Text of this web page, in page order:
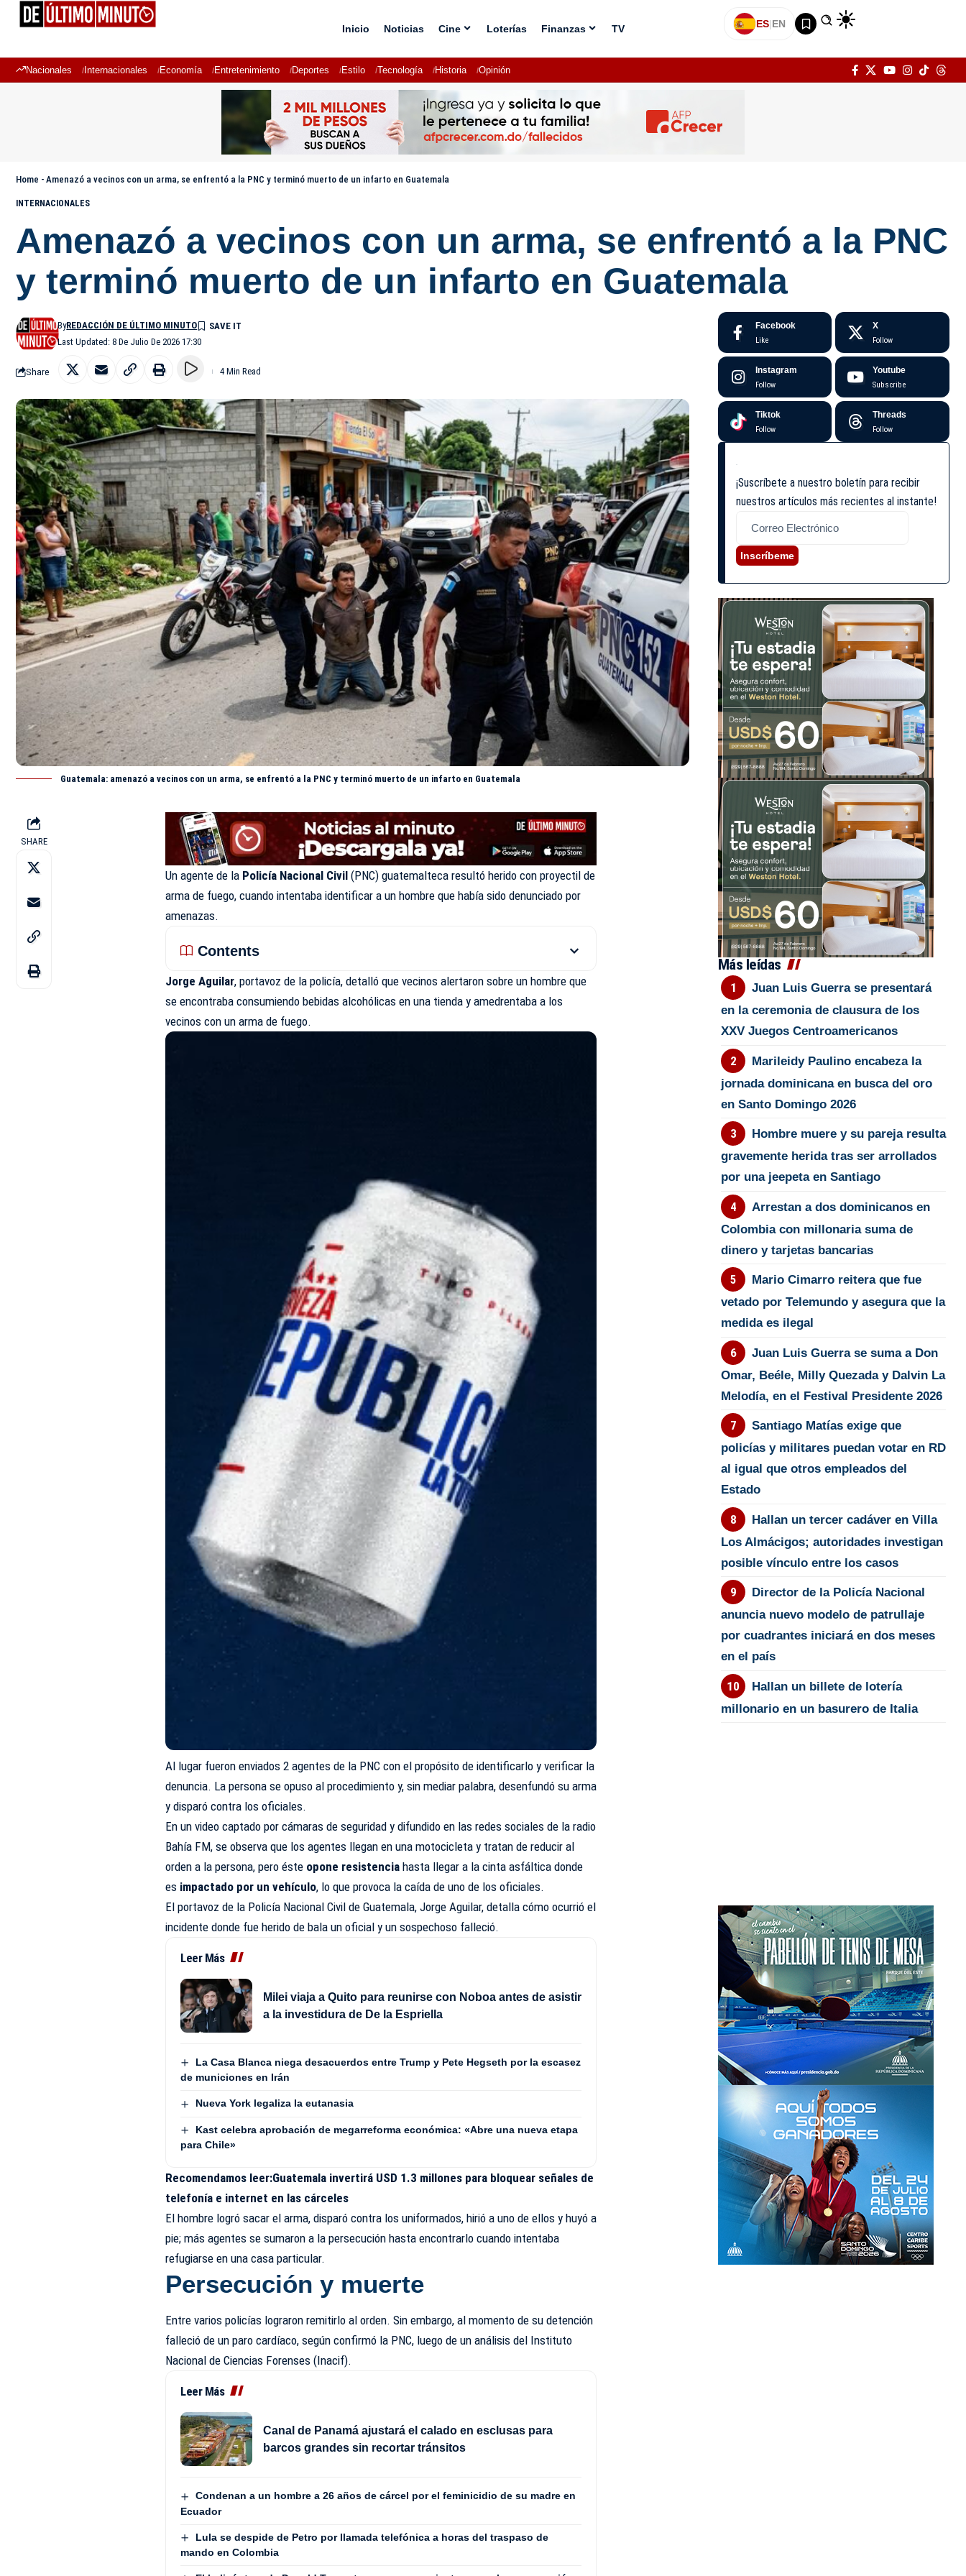
Inicio Noticias Cine Loterías Finanzas TV ES|EN
Nacionales Internacionales Economía Entretenimiento Deportes Estilo Tecnología Historia Opinión
Home - Amenazó a vecinos con un arma, se enfrentó a la PNC y terminó muerto de un infarto en Guatemala
INTERNACIONALES
Amenazó a vecinos con un arma, se enfrentó a la PNC
y terminó muerto de un infarto en Guatemala
Last Updated: 8 De Julio De 2026 17:30
ByREDACCIÓN DE ÚLTIMO MINUTO
Share 4 Min Read
Guatemala: amenazó a vecinos con un arma, se enfrentó a la PNC y terminó muerto de un infarto en Guatemala
SHARE
Un agente de la Policía Nacional Civil (PNC) guatemalteca resultó herido conproyectilde
arma de fuego, cuando intentaba identificar a un hombre que había sido denunciado por
amenazas.
Contents
Jorge Aguilar, portavoz de la policía, detalló que vecinos alertaron sobre un hombre que
se encontraba consumiendo bebidas alcohólicas en una tienda y amedrentaba a los
vecinos con un arma de fuego.
Al lugar fueron enviados 2 agentes de la PNC con el propósito de identificarlo y verificar la
denuncia. La persona se opuso al procedimiento y, sin mediar palabra, desenfundó su arma
y disparó contra los oficiales.
En un video captado por cámaras de seguridad y difundido en las redes sociales de la radio
Bahía FM, se observa que los agentes llegan en una motocicleta y tratan de reducir al
orden a la persona, pero éste opone resistenciahasta llegar a la cinta asfáltica donde
es impactado por un vehículo, lo que provoca la caída de uno de los oficiales.
El portavoz de la Policía Nacional Civil de Guatemala, Jorge Aguilar, detalla cómo ocurrió el
incidente donde fue herido de bala un oficial y un sospechoso falleció.
Leer Más
Milei viaja a Quito para reunirse con Noboa antes de asistir
a la investidura de De la Espriella
La Casa Blanca niega desacuerdos entre Trump y Pete Hegseth por la escasez
de municiones en Irán
Nueva York legaliza la eutanasia
Kast celebra aprobación de megarreforma económica: «Abre una nueva etapa
para Chile»
Recomendamos leer:Guatemala invertirá USD 1.3 millones para bloquear señales de
telefonía e internet en las cárceles
El hombre logró sacar el arma, disparó contra los uniformados, hirió a uno de ellos y huyó a
pie; más agentes se sumaron a la persecución hasta encontrarlo cuando intentaba
refugiarse en una casa particular.
Persecución y muerte
Entre varios policías lograron remitirlo al orden. Sin embargo, al momento de su detención
falleció de un paro cardíaco, según confirmó la PNC, luego de un análisis del Instituto
Nacional de Ciencias Forenses (Inacif).
Leer Más
Canal de Panamá ajustará el calado en esclusas para
barcos grandes sin recortar tránsitos
Condenan a un hombre a 26 años de cárcel por el feminicidio de su madre en
Ecuador
Lula se despide de Petro por llamada telefónica a horas del traspaso de
mando en Colombia
Facebook
Like
X
Follow
Instagram
Follow
Youtube
Subscribe
Tiktok
Follow
Threads
Follow
¡Suscríbete a nuestro boletín para recibir
nuestros artículos más recientes al instante!
Inscríbeme
Más leídas
Juan Luis Guerra se presentará
en la ceremonia de clausura de los
XXV Juegos Centroamericanos
Marileidy Paulino encabeza la
jornada dominicana en busca del oro
en Santo Domingo 2026
Hombre muere y su pareja resulta
gravemente herida tras ser arrollados
por una jeepeta en Santiago
Arrestan a dos dominicanos en
Colombia con millonaria suma de
dinero y tarjetas bancarias
Mario Cimarro reitera que fue
vetado por Telemundo y asegura que la
medida es ilegal
Juan Luis Guerra se suma a Don
Omar, Beéle, Milly Quezada y Dalvin La
Melodía, en el Festival Presidente 2026
Santiago Matías exige que
policías y militares puedan votar en RD
al igual que otros empleados del
Estado
Hallan un tercer cadáver en Villa
Los Almácigos; autoridades investigan
posible vínculo entre los casos
Director de la Policía Nacional
anuncia nuevo modelo de patrullaje
por cuadrantes iniciará en dos meses
en el país
Hallan un billete de lotería
millonario en un basurero de Italia